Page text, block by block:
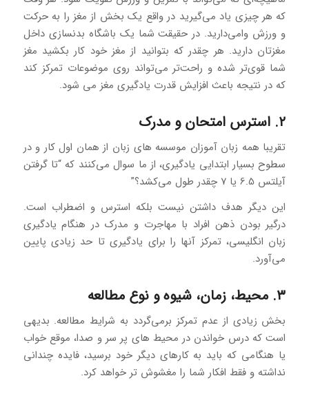
که هر چیزی یاد می‌گیرید در واقع یک بخش از مغز را به حرکت
و ورزش وامی‌دارید. در حقیقت شما یک باشگاه بدنسازی داخل
مغزتان دارید. هر چقدر که بتوانید از مغز خود کار بکشید مغز
شما قوی‌تر شده و راحت‌تر می‌تواند روی موضوعات تمرکز کند
که در نتیجه باعث افزایش قدرت یادگیری مغز می شود.
۲. استرس امتحان و مدرک
تقریبا همه زبان آموزان موسسه های زبان از همان اول کار و در
سطوح بسیار ابتدایی یادگیری، از ما سوال می‌کنند که “تا گرفتن
آیلتس 6.5 یا 7 چقدر طول می‌کشد؟”
این دیگر هدف داشتن نیست بلکه استرس و اضطراب است.
درگیر بودن ذهن افراد با مهاجرت و مدرک در هنگام یادگیری
زبان انگلیسی، تمرکز آنها را برای یادگیری تا حد زیادی پایین
می‌آورد.
۳. محیط، زمان، شیوه و نوع مطالعه
بخش زیادی از عدم تمرکز برمی‌گردد به شرایط مطالعه. بدیهی
است که درس خواندن در محیط های پر سر و صدا، موقع خواب
یا هنگامی که باید به کارهای دیگر خود برسید، فایده چندانی
نداشته و فقط افکار شما را مغشوش تر خواهد کرد.